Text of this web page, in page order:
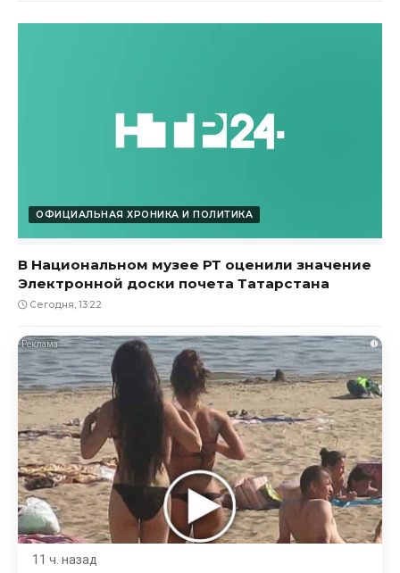
ОФИЦИАЛЬНАЯ ХРОНИКА И ПОЛИТИКА
В Национальном музее РТ оценили значение
Электронной доски почета Татарстана
Сегодня, 13:22
i
11 ч. назад